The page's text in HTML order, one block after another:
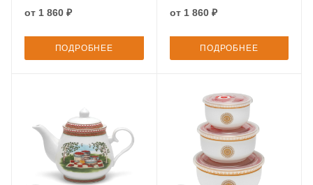
от 1 860 ₽
ПОДРОБНЕЕ
от 1 860 ₽
ПОДРОБНЕЕ